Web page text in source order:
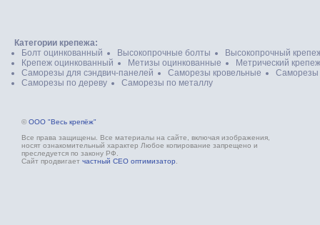
Категории крепежа:
Болт оцинкованный
Высокопрочные болты
Высокопрочный
Крепеж оцинкованный
Метизы оцинкованные
Метрический крепеж
Саморезы для сэндвич-панелей
Саморезы кровельные
Саморезы
Саморезы по дереву
Саморезы по металлу
© ООО "Весь крепёж"
Все права защищены. Все материалы на сайте, включая изображения,
носят ознакомительный характер Любое копирование запрещено и
преследуется по закону РФ.
Сайт продвигает частный СЕО оптимизатор